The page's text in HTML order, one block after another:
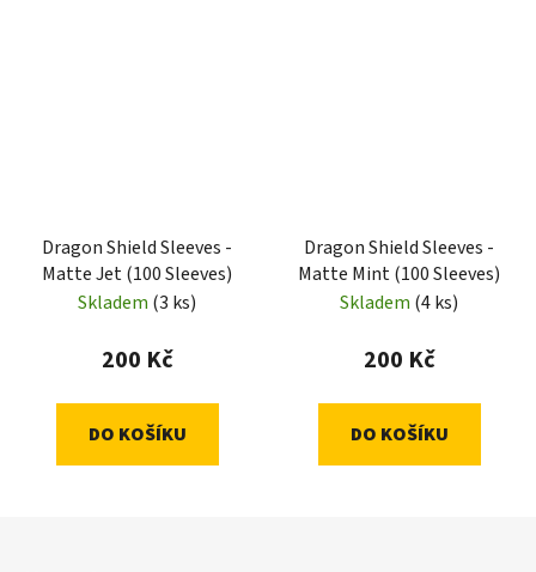
Dragon Shield Sleeves -
Matte Jet (100 Sleeves)
Skladem (3 ks)
200 Kč
DO KOŠÍKU
Dragon Shield Sleeves -
Matte Mint (100 Sleeves)
Skladem (4 ks)
200 Kč
DO KOŠÍKU